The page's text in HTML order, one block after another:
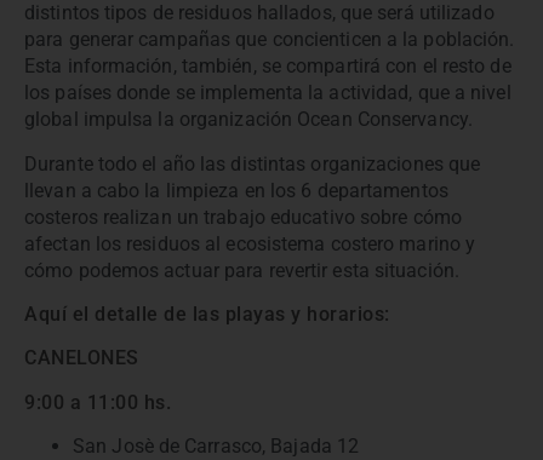
distintos tipos de residuos hallados, que será utilizado
para generar campañas que concienticen a la población.
Esta información, también, se compartirá con el resto de
los países donde se implementa la actividad, que a nivel
global impulsa la organización Ocean Conservancy.
Durante todo el año las distintas organizaciones que
llevan a cabo la limpieza en los 6 departamentos
costeros realizan un trabajo educativo sobre cómo
afectan los residuos al ecosistema costero marino y
cómo podemos actuar para revertir esta situación.
Aquí el detalle de las playas y horarios:
CANELONES
9:00 a 11:00 hs.
San Josè de Carrasco, Bajada 12